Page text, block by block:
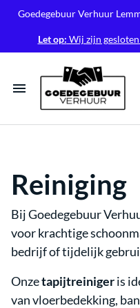
Goedegebuur Verhuur
Let op: Wij zijn gesloten
Home
Tafels & Stoelen
Verlichting
Geluid
Reiniging
Bij Goedegebuur
voor krachtige
bedrijf of tijdelijk
Onzetapijtreinigeris
van vloerbedekking,